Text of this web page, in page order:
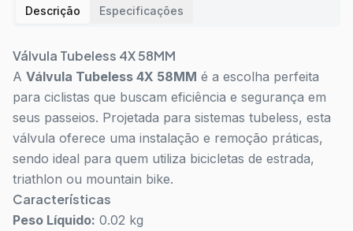
Descrição Especificações
Válvula Tubeless 4X 58MM
A Válvula Tubeless 4X 58MM é a escolha perfeita
para ciclistas que buscam eficiência e segurança em
seus passeios. Projetada para sistemas tubeless, esta
válvula oferece uma instalação e remoção práticas,
sendo ideal para quem utiliza bicicletas de estrada,
triathlon ou mountain bike.
Características
Peso Líquido: 0.02 kg